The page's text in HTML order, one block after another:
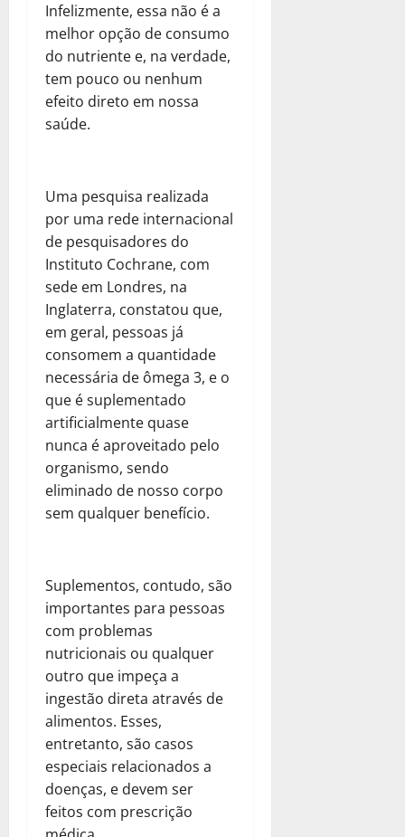
Infelizmente, essa não é a
melhor opção de consumo
do nutriente e, na verdade,
tem pouco ou nenhum
efeito direto em nossa
saúde.
Uma pesquisa realizada
por uma rede internacional
de pesquisadores do
Instituto Cochrane, com
sede em Londres, na
Inglaterra, constatou que,
em geral, pessoas já
consomem a quantidade
necessária de ômega 3, e o
que é suplementado
artificialmente quase
nunca é aproveitado pelo
organismo, sendo
eliminado de nosso corpo
sem qualquer benefício.
Suplementos, contudo, são
importantes para pessoas
com problemas
nutricionais ou qualquer
outro que impeça a
ingestão direta através de
alimentos. Esses,
entretanto, são casos
especiais relacionados a
doenças, e devem ser
feitos com prescrição